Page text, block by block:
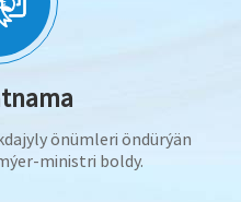
önümleri öndürýän
ministri boldy.